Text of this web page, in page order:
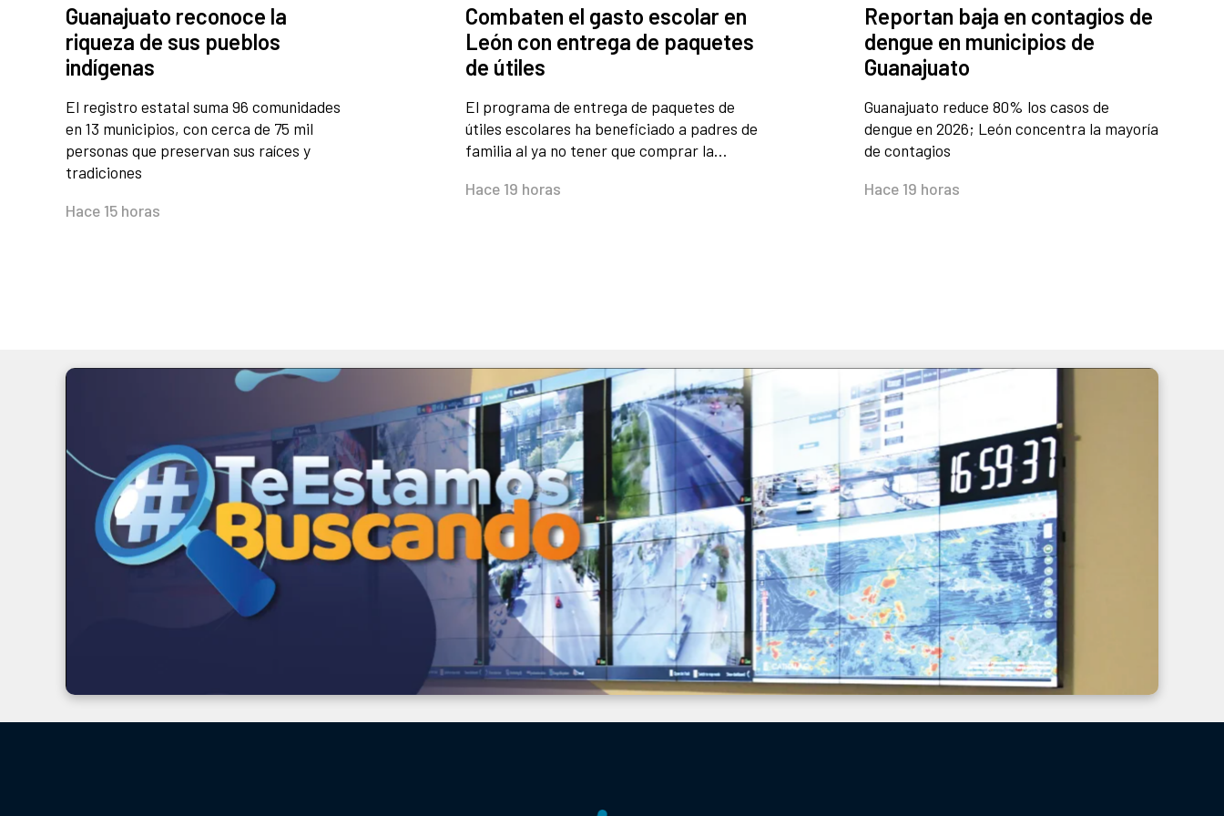
Guanajuato reconoce la
riqueza de sus pueblos
indígenas
El registro estatal suma 96 comunidades
en 13 municipios, con cerca de 75 mil
personas que preservan sus raíces y
tradiciones
Hace 15 horas
Combaten el gasto escolar en
León con entrega de paquetes
de útiles
El programa de entrega de paquetes de
útiles escolares ha beneficiado a padres de
familia al ya no tener que comprar la…
Hace 19 horas
Reportan baja en contagios de
dengue en municipios de
Guanajuato
Guanajuato reduce 80% los casos de
dengue en 2026; León concentra la mayoría
de contagios
Hace 19 horas